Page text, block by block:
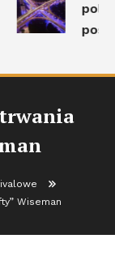
Wiseman